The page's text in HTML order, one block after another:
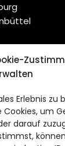
Erlebnis zu
Cookies, um
darauf
– 65